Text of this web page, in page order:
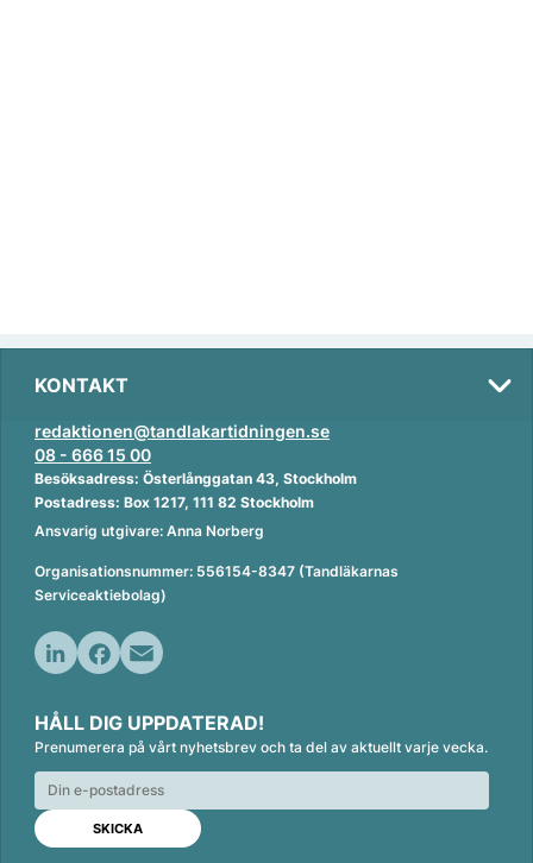
KONTAKT
redaktionen@tandlakartidningen.se
08 - 666 15 00
Besöksadress: Österlånggatan 43, Stockholm
Postadress: Box 1217, 111 82 Stockholm
Ansvarig utgivare: Anna Norberg
Organisationsnummer: 556154-8347 (Tandläkarnas
Serviceaktiebolag)
n
k
e
d
n
c
e
b
o
o
k
a
i
l
HÅLL DIG UPPDATERAD!
Prenumerera på vårt nyhetsbrev och ta del av aktuellt varje vecka.